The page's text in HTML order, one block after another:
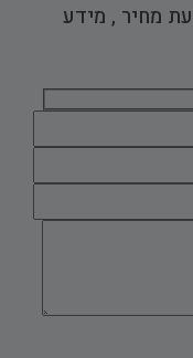
מחיר , מידע